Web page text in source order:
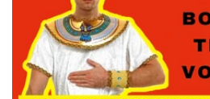
stratégie SEO + Backlinks sur
secteur, avec des résultats
semaines. Cliquez sur
commence aujourd’hui.